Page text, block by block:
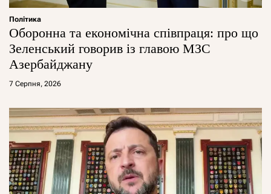
Політика
Оборонна та економічна співпраця: про що
Зеленський говорив із главою МЗС
Азербайджану
7 Серпня, 2026